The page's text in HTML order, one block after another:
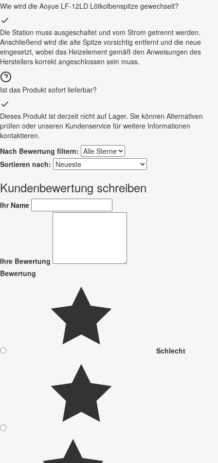
Wie wird die Aoyue LF-12LD Lötkolbenspitze gewechselt?
Die Station muss ausgeschaltet und vom Strom getrennt werden.
Anschließend wird die alte Spitze vorsichtig entfernt und die neue
eingesetzt, wobei das Heizelement gemäß den Anweisungen des
Herstellers korrekt angeschlossen sein muss.
Ist das Produkt sofort lieferbar?
Dieses Produkt ist derzeit nicht auf Lager. Sie können Alternativen
prüfen oder unseren Kundenservice für weitere Informationen
kontaktieren.
Nach Bewertung filtern:
Sortieren nach:
Kundenbewertung schreiben
Ihr Name
Ihre Bewertung
Bewertung
Schlecht